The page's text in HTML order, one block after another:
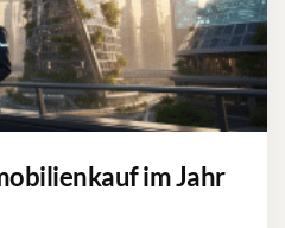
im Jahr